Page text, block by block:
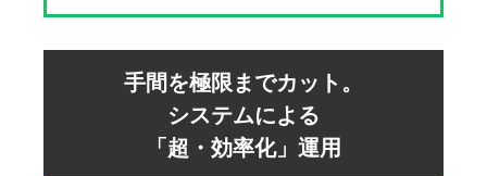
手間を極限までカット。
システムによる
「超・効率化」運用